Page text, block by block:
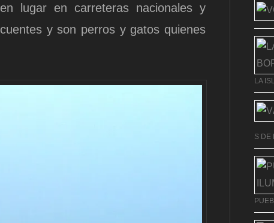
lugar en carreteras nacionales y
y son perros y gatos quienes
LA
S DE